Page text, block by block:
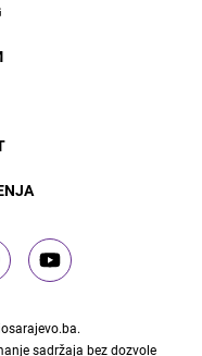
.
sadržaja bez dozvole